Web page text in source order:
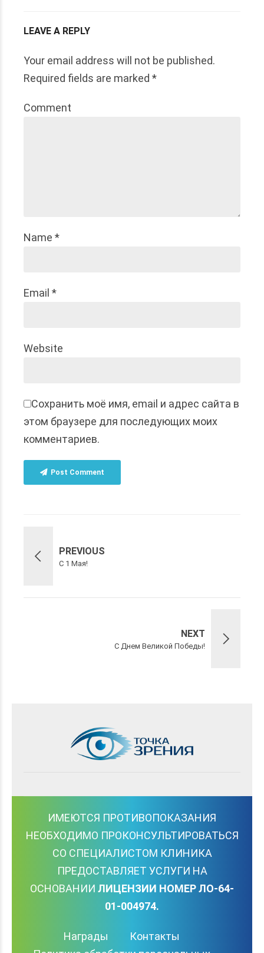
LEAVE A REPLY
Your email address will not be published.
Required fields are marked *
Comment
Name *
Email *
Website
Сохранить моё имя, email и адрес сайта в
этом браузере для последующих моих
комментариев.
Post Comment
PREVIOUS
С 1 Мая!
NEXT
С Днем Великой Победы!
ИМЕЮТСЯ ПРОТИВОПОКАЗАНИЯ
НЕОБХОДИМО ПРОКОНСУЛЬТИРОВАТЬСЯ
СО СПЕЦИАЛИСТОМ КЛИНИКА
ПРЕДОСТАВЛЯЕТ УСЛУГИ НА
ОСНОВАНИИ ЛИЦЕНЗИИ НОМЕР ЛО-64-
01-004974.
Награды
Контакты